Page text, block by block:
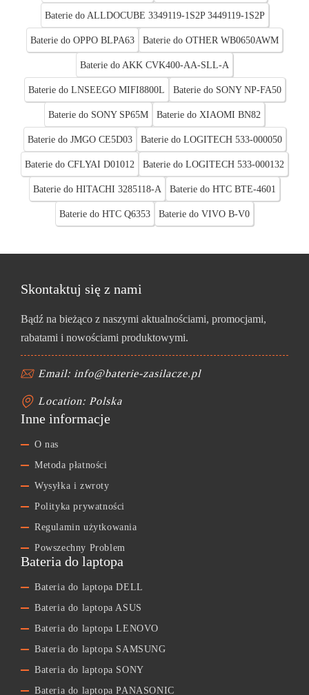
Baterie do ALLDOCUBE 3349119-1S2P 3449119-1S2P
Baterie do OPPO BLPA63 Baterie do OTHER WB0650AWM
Baterie do AKK CVK400-AA-SLL-A
Baterie do LNSEEGO MIFI8800L Baterie do SONY NP-FA50
Baterie do SONY SP65M Baterie do XIAOMI BN82
Baterie do JMGO CE5D03 Baterie do LOGITECH 533-000050
Baterie do CFLYAI D01012 Baterie do LOGITECH 533-000132
Baterie do HITACHI 3285118-A Baterie do HTC BTE-4601
Baterie do HTC Q6353 Baterie do VIVO B-V0
Skontaktuj się z nami
Bądź na bieżąco z naszymi aktualnościami, promocjami,
rabatami i nowościami produktowymi.
Email: info@baterie-zasilacze.pl
Location: Polska
Inne informacje
O nas
Metoda płatności
Wysyłka i zwroty
Polityka prywatności
Regulamin użytkowania
Powszechny Problem
Bateria do laptopa
Bateria do laptopa DELL
Bateria do laptopa ASUS
Bateria do laptopa LENOVO
Bateria do laptopa SAMSUNG
Bateria do laptopa SONY
Bateria do laptopa PANASONIC